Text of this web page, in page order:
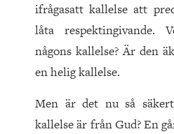
ifrågasatt kallelse att
låta respektingivande.
någons kallelse? Är den
en helig kallelse.
Men är det nu så
kallelse är från Gud? En